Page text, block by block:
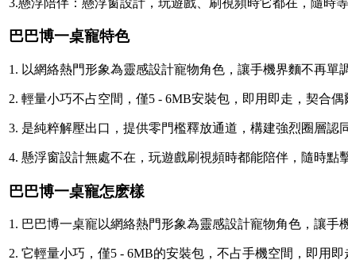
巴巴博一桌寵特色
1. 以網絡熱門形象為靈感設計寵物角色，讓手機界麵不再單
2. 輕量小巧不占空間，僅5 - 6MB安裝包，即用即走，契合偶
3. 是純粹解壓出口，提供零門檻釋放通道，構建強烈圈層認
4. 懸浮窗設計無處不在，玩遊戲刷視頻時都能陪伴，隨時點
巴巴博一桌寵怎麽樣
1. 巴巴博一桌寵以網絡熱門形象為靈感設計寵物角色，讓手
2. 它輕量小巧，僅5 - 6MB的安裝包，不占手機空間，即用即